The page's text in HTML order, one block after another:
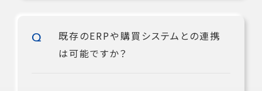
既存のERPや購買システムとの連携
は可能ですか？